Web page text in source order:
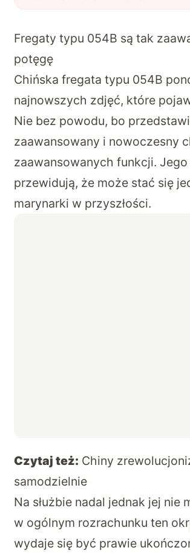
Fregaty typu 054B są tak
potęgę
Chińska fregata typu 054B
najnowszych zdjęć, które
Nie bez powodu, bo
zaawansowany i nowoczesny
zaawansowanych funkcji.
przewidują, że może stać się
marynarki w przyszłości.
Czytaj też: Chiny
samodzielnie
Na służbie nadal jednak jej
w ogólnym rozrachunku ten
wydaje się być prawie